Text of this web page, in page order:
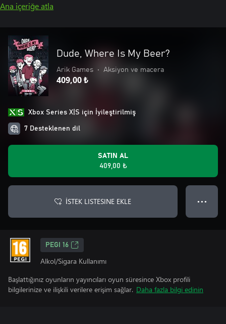
Ana içeriğe atla
Dude, Where Is My Beer?
Arik Games • Aksiyon ve macera
409,00 ₺
Xbox Series X|S için İyileştirilmiş
7 Desteklenen dil
SATIN AL
409,00 ₺
İSTEK LISTESINE EKLE ● ● ●
PEGI 16
Alkol/Sigara Kullanımı
Başlattığınız oyunların yayıncıları oyun süresince Xbox profili
bilgilerinize ve ilişkili verilere erişim sağlar. Daha fazla bilgi edinin